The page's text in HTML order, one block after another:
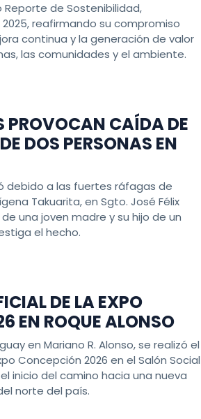
de Sostenibilidad,
reafirmando su compromiso
continua y la generación de valor
las comunidades y el ambiente.
PROVOCAN CAÍDA DE
DOS PERSONAS EN
debido a las fuertes ráfagas de
Takuarita, en Sgto. José Félix
una joven madre y su hijo de un
el hecho.
DE LA EXPO
EN ROQUE ALONSO
en Mariano R. Alonso, se realizó el
Concepción 2026 en el Salón Social
inicio del camino hacia una nueva
norte del país.